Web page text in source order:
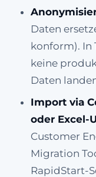
Daten
konform). In
keine
Daten
Import via
oder Excel-
Customer
Migration
RapidStart-